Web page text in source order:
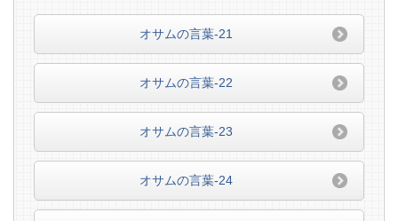
オサムの言葉-21
オサムの言葉-22
オサムの言葉-23
オサムの言葉-24